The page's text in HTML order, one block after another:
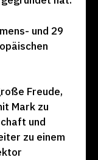
und 29
Freude,
Mark zu
und
zu einem